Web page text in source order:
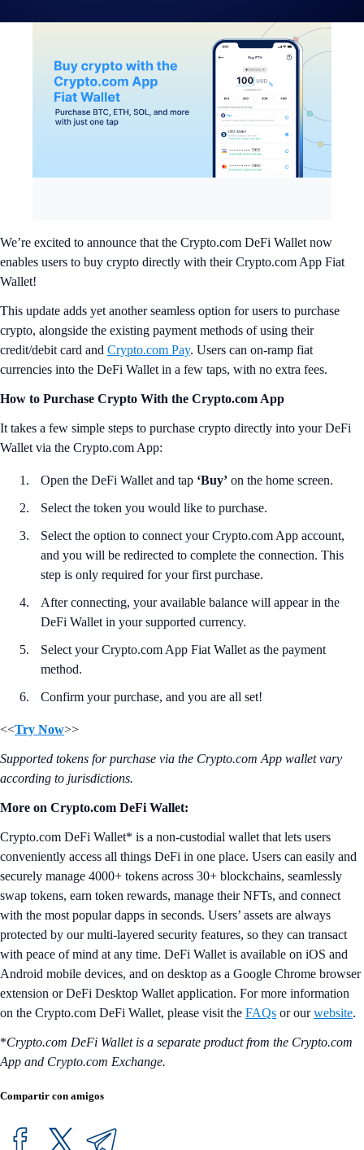
We’re excited to announce that the Crypto.com DeFi Wallet now
enables users to buy crypto directly with their Crypto.com App Fiat
Wallet!
This update adds yet another seamless option for users to purchase
crypto, alongside the existing payment methods of using their
credit/debit card and Crypto.com Pay. Users can on-ramp fiat
currencies into the DeFi Wallet in a few taps, with no extra fees.
How to Purchase Crypto With the Crypto.com App
It takes a few simple steps to purchase crypto directly into your DeFi
Wallet via the Crypto.com App:
Open the DeFi Wallet and tap ‘Buy’ on the home screen.
Select the token you would like to purchase.
Select the option to connect your Crypto.com App account,
and you will be redirected to complete the connection. This
step is only required for your first purchase.
After connecting, your available balance will appear in the
DeFi Wallet in your supported currency.
Select your Crypto.com App Fiat Wallet as the payment
method.
Confirm your purchase, and you are all set!
<<Try Now>>
Supported tokens for purchase via the Crypto.com App wallet vary
according to jurisdictions.
More on Crypto.com DeFi Wallet:
Crypto.com DeFi Wallet* is a non-custodial wallet that lets users
conveniently access all things DeFi in one place. Users can easily and
securely manage 4000+ tokens across 30+ blockchains, seamlessly
swap tokens, earn token rewards, manage their NFTs, and connect
with the most popular dapps in seconds. Users’ assets are always
protected by our multi-layered security features, so they can transact
with peace of mind at any time. DeFi Wallet is available on iOS and
Android mobile devices, and on desktop as a Google Chrome browser
extension or DeFi Desktop Wallet application. For more information
on the Crypto.com DeFi Wallet, please visit the FAQs or ourwebsite.
*Crypto.com DeFi Wallet is a separate product from the Crypto.com
App and Crypto.com Exchange.
Compartir con amigos